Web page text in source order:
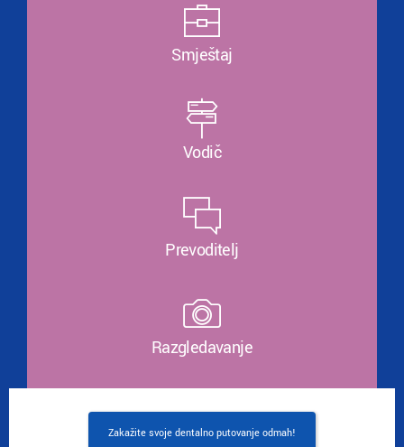
Smještaj
Vodič
Prevoditelj
Razgledavanje
Zakažite svoje dentalno putovanje odmah!